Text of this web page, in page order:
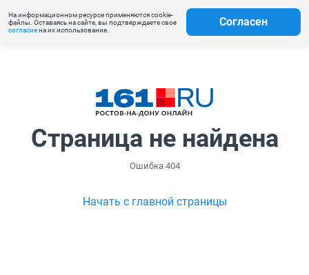
На информационном ресурсе применяются cookie-
файлы. Оставаясь на сайте, вы подтверждаете свое
согласиена их использование.
Согласен
Страница не найдена
Ошибка 404
Начать с главной страницы